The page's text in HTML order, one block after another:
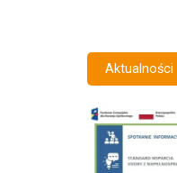
Aktualności